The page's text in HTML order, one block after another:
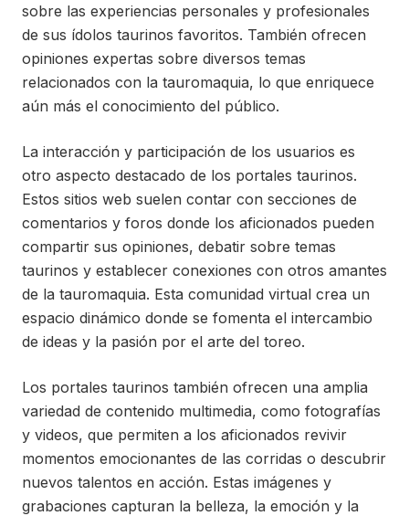
sobre las experiencias personales y profesionales
de sus ídolos taurinos favoritos. También ofrecen
opiniones expertas sobre diversos temas
relacionados con la tauromaquia, lo que enriquece
aún más el conocimiento del público.
La interacción y participación de los usuarios es
otro aspecto destacado de los portales taurinos.
Estos sitios web suelen contar con secciones de
comentarios y foros donde los aficionados pueden
compartir sus opiniones, debatir sobre temas
taurinos y establecer conexiones con otros amantes
de la tauromaquia. Esta comunidad virtual crea un
espacio dinámico donde se fomenta el intercambio
de ideas y la pasión por el arte del toreo.
Los portales taurinos también ofrecen una amplia
variedad de contenido multimedia, como fotografías
y videos, que permiten a los aficionados revivir
momentos emocionantes de las corridas o descubrir
nuevos talentos en acción. Estas imágenes y
grabaciones capturan la belleza, la emoción y la